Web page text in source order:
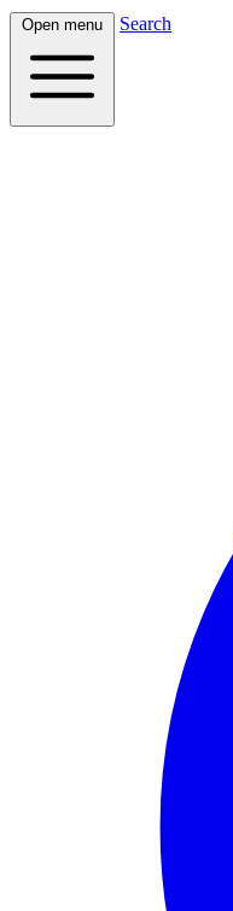
Open menu Search